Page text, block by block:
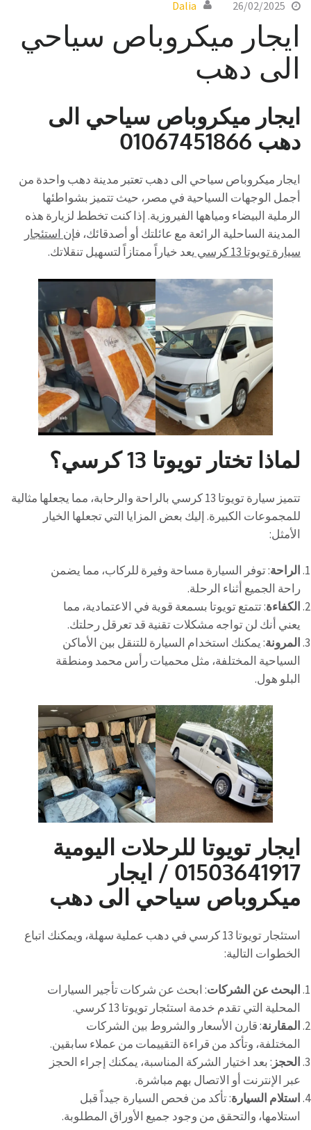
26/02/2025
Dalia
ايجار ميكروباص سياحي
الى دهب
ايجار ميكروباص سياحي الى
دهب 01067451866
ايجار ميكروباص سياحي الى دهب تعتبر مدينة دهب واحدة من
أجمل الوجهات السياحية في مصر، حيث تتميز بشواطئها
الرملية البيضاء ومياهها الفيروزية. إذا كنت تخطط لزيارة هذه
المدينة الساحلية الرائعة مع عائلتك أو أصدقائك، فإن استئجار
سيارة تويوتا 13 كرسي
يعد خياراً ممتازاً لتسهيل تنقلاتك.
لماذا تختار تويوتا 13 كرسي؟
تتميز سيارة تويوتا 13 كرسي بالراحة والرحابة، مما يجعلها مثالية
للمجموعات الكبيرة. إليك بعض المزايا التي تجعلها الخيار
الأمثل:
الراحة: توفر السيارة مساحة وفيرة للركاب، مما يضمن
راحة الجميع أثناء الرحلة.
الكفاءة: تتمتع تويوتا بسمعة قوية في الاعتمادية، مما
يعني أنك لن تواجه مشكلات تقنية قد تعرقل رحلتك.
المرونة: يمكنك استخدام السيارة للتنقل بين الأماكن
السياحية المختلفة، مثل محميات رأس محمد ومنطقة
البلو هول.
ايجار تويوتا للرحلات اليومية
01503641917 / ايجار
ميكروباص سياحي الى دهب
استئجار تويوتا 13 كرسي في دهب عملية سهلة، ويمكنك اتباع
الخطوات التالية:
البحث عن الشركات: ابحث عن شركات تأجير السيارات
المحلية التي تقدم خدمة استئجار تويوتا 13 كرسي.
المقارنة: قارن الأسعار والشروط بين الشركات
المختلفة، وتأكد من قراءة التقييمات من عملاء سابقين.
الحجز : بعد اختيار الشركة المناسبة، يمكنك إجراء الحجز
عبر الإنترنت أو الاتصال بهم مباشرة.
استلام السيارة: تأكد من فحص السيارة جيداً قبل
استلامها، والتحقق من وجود جميع الأوراق المطلوبة.